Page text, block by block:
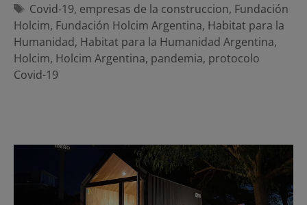
Etiquetas
Covid-19, empresas de la construccion, Fundación
Holcim, Fundación Holcim Argentina, Habitat para la
Humanidad, Habitat para la Humanidad Argentina,
Holcim, Holcim Argentina, pandemia, protocolo
Covid-19